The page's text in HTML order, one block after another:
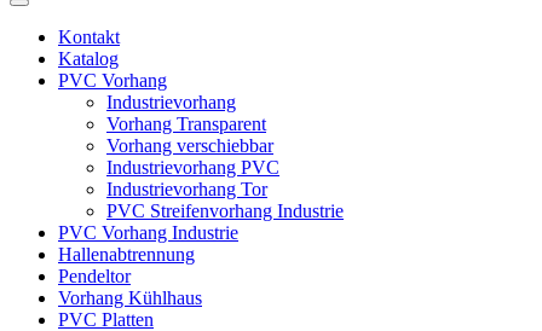
Kontakt
Katalog
PVC Vorhang
Industrievorhang
Vorhang Transparent
Vorhang verschiebbar
Industrievorhang PVC
Industrievorhang Tor
PVC Streifenvorhang Industrie
PVC Vorhang Industrie
Hallenabtrennung
Pendeltor
Vorhang Kühlhaus
PVC Platten